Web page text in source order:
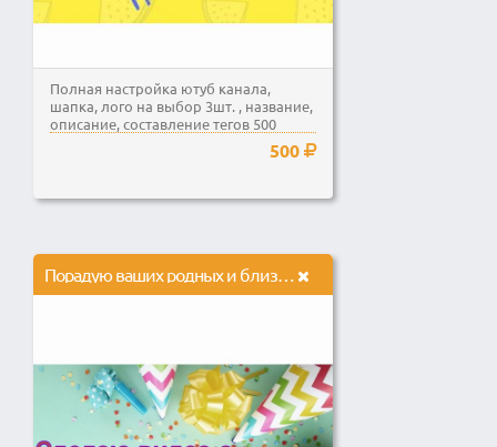
Полная настройка ютуб канала,
шапка, лого на выбор 3шт. , название,
описание, составление тегов 500
500
Порадую ваших родных и близких своим видео